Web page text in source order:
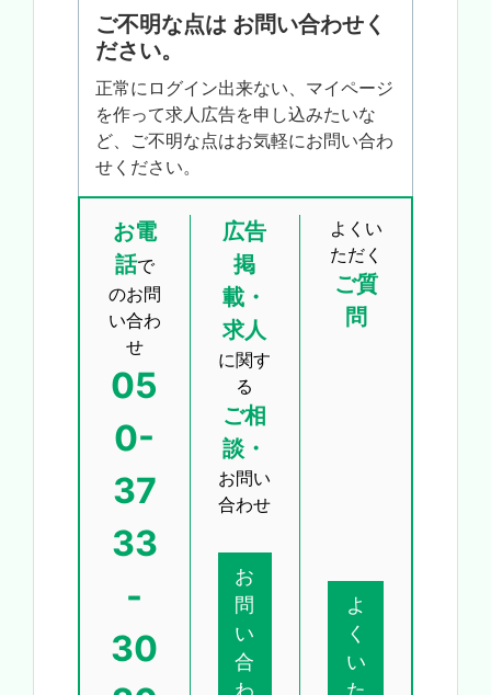
ご不明な点は お問い合わせく
ださい。
正常にログイン出来ない、マイページ
を作って求人広告を申し込みたいな
ど、ご不明な点はお気軽にお問い合わ
せください。
お電
話で
のお問
い合わ
せ
05
0-
37
33
-
30
広告
掲
載・
求人
に関す
る
ご相
談・
お問い
合わせ
お
問
い
合
わ
よくい
ただく
ご質
問
よ
く
い
た